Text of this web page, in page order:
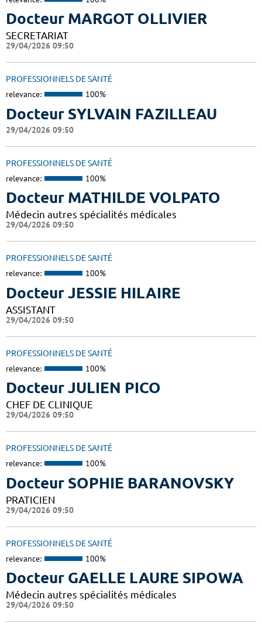
Docteur MARGOT OLLIVIER
SECRETARIAT
29/04/2026 09:50
PROFESSIONNELS DE SANTÉ
relevance: 100%
Docteur SYLVAIN FAZILLEAU
29/04/2026 09:50
PROFESSIONNELS DE SANTÉ
relevance: 100%
Docteur MATHILDE VOLPATO
Médecin autres spécialités médicales
29/04/2026 09:50
PROFESSIONNELS DE SANTÉ
relevance: 100%
Docteur JESSIE HILAIRE
ASSISTANT
29/04/2026 09:50
PROFESSIONNELS DE SANTÉ
relevance: 100%
Docteur JULIEN PICO
CHEF DE CLINIQUE
29/04/2026 09:50
PROFESSIONNELS DE SANTÉ
relevance: 100%
Docteur SOPHIE BARANOVSKY
PRATICIEN
29/04/2026 09:50
PROFESSIONNELS DE SANTÉ
relevance: 100%
Docteur GAELLE LAURE SIPOWA
Médecin autres spécialités médicales
29/04/2026 09:50